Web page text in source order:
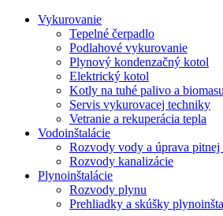
Skip
Vykurovanie
Tepelné čerpadlo
Podlahové vykurovanie
Plynový kondenzačný kotol
Elektrický kotol
Kotly na tuhé palivo a biomasu
Servis vykurovacej techniky
Vetranie a rekuperácia tepla
Vodoinštalácie
Rozvody vody a úprava
Rozvody kanalizácie
Plynoinštalácie
Rozvody plynu
Prehliadky a skúšky